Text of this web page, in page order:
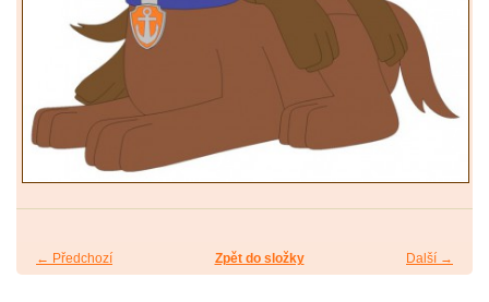
← Předchozí Další →
Zpět do složky